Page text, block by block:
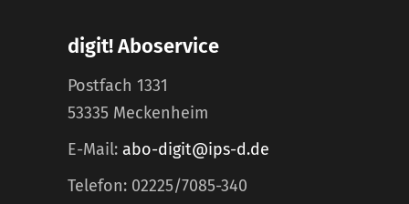
digit! Aboservice
Postfach 1331
53335 Meckenheim
E-Mail: abo-digit@ips-d.de
Telefon: 02225/7085-340